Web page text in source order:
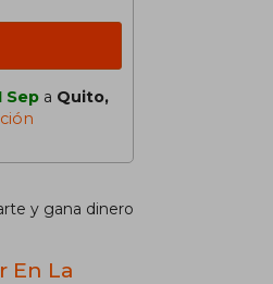
Sep a Quito,
y gana dinero
En La